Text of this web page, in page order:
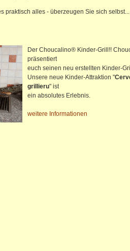
praktisch alles - überzeugen Sie sich selbst...
Der Choucalino® Kinder-Grill!!
präsentiert
euch seinen neu erstellten Kinder-
Unsere neue Kinder-Attraktion "
grillieru" ist
ein absolutes Erlebnis.
weitere Informationen